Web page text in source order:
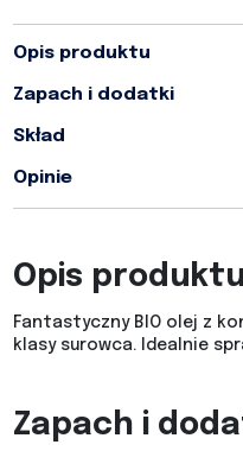
Opis produktu
Zapach i dodatki
Skład
Opinie
Opis produktu
Fantastyczny BIO olej z
klasy surowca. Idealnie
Zapach i